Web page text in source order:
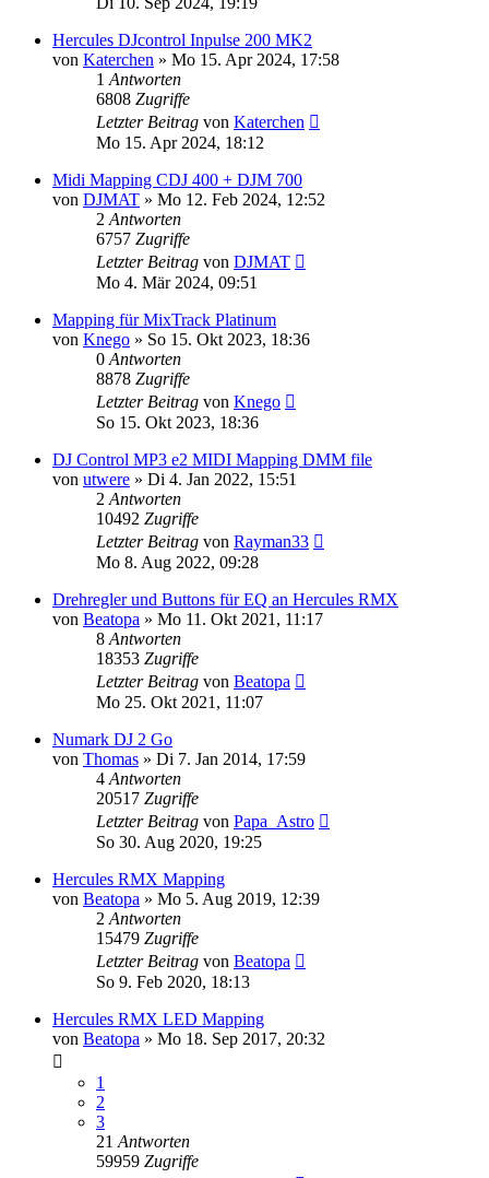
Hercules DJcontrol Inpulse 200 MK2
von Katerchen » Mo 15. Apr 2024, 17:58
1 Antworten
6808 Zugriffe
Letzter Beitrag von Katerchen
Mo 15. Apr 2024, 18:12
Midi Mapping CDJ 400 + DJM 700
von DJMAT » Mo 12. Feb 2024, 12:52
2 Antworten
6757 Zugriffe
Letzter Beitrag von DJMAT
Mo 4. Mär 2024, 09:51
Mapping für MixTrack Platinum
von Knego » So 15. Okt 2023, 18:36
0 Antworten
8878 Zugriffe
Letzter Beitrag von Knego
So 15. Okt 2023, 18:36
DJ Control MP3 e2 MIDI Mapping DMM file
von utwere » Di 4. Jan 2022, 15:51
2 Antworten
10492 Zugriffe
Letzter Beitrag von Rayman33
Mo 8. Aug 2022, 09:28
Drehregler und Buttons für EQ an Hercules RMX
von Beatopa » Mo 11. Okt 2021, 11:17
8 Antworten
18353 Zugriffe
Letzter Beitrag von Beatopa
Mo 25. Okt 2021, 11:07
Numark DJ 2 Go
von Thomas » Di 7. Jan 2014, 17:59
4 Antworten
20517 Zugriffe
Letzter Beitrag von Papa_Astro
So 30. Aug 2020, 19:25
Hercules RMX Mapping
von Beatopa » Mo 5. Aug 2019, 12:39
2 Antworten
15479 Zugriffe
Letzter Beitrag von Beatopa
So 9. Feb 2020, 18:13
Hercules RMX LED Mapping
von Beatopa » Mo 18. Sep 2017, 20:32
1
2
3
21 Antworten
59959 Zugriffe